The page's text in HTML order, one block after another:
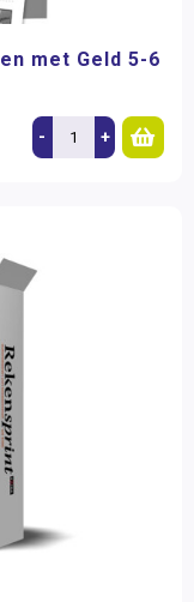
met Geld 5-6
- +